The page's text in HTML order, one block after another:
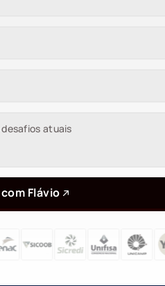
Flávio